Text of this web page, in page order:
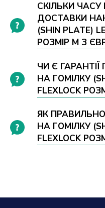
СКІЛЬКИ
ДОСТАВКИ
(SHIN PLATE)
РОЗМІР M З
ЧИ Є
НА ГОМІЛКУ
FLEXLOCK
ЯК
НА ГОМІЛКУ
FLEXLOCK